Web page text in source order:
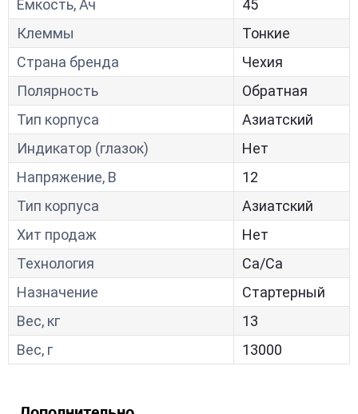
Ёмкость, Ач
45
Клеммы
Тонкие
Страна бренда
Чехия
Полярность
Обратная
Тип корпуса
Азиатский
Индикатор (глазок)
Нет
Напряжение, В
12
Тип корпуса
Азиатский
Хит продаж
Нет
Технология
Са/Са
Назначение
Стартерный
Вес, кг
13
Вес, г
13000